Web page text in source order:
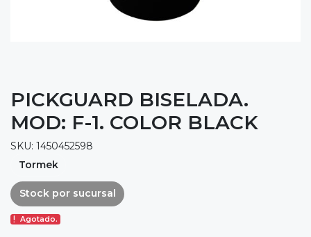
PICKGUARD BISELADA.
MOD: F-1. COLOR BLACK
SKU: 1450452598
Tormek
Stock por sucursal
Agotado.